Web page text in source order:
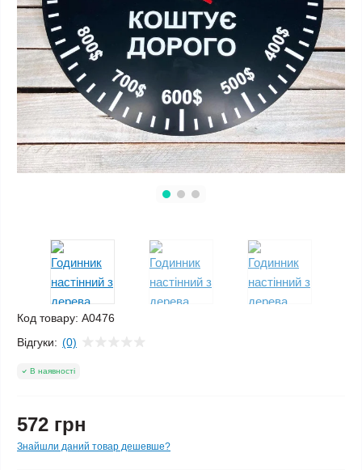
Код товару: A0476
Відгуки: (0)
В наявності
572 грн
Знайшли даний товар дешевше?